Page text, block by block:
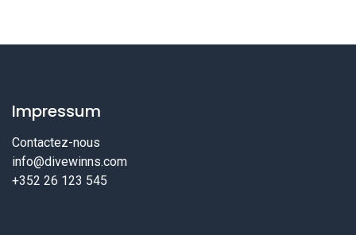
Impressum
Contactez-nous
info@divewinns.com
+352 26 123 545